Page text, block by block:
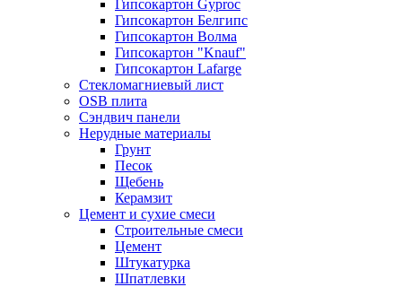
Гипсокартон Gyproc
Гипсокартон Белгипс
Гипсокартон Волма
Гипсокартон "Knauf"
Гипсокартон Lafarge
Стекломагниевый лист
OSB плита
Сэндвич панели
Нерудные материалы
Грунт
Песок
Щебень
Керамзит
Цемент и сухие смеси
Строительные смеси
Цемент
Штукатурка
Шпатлевки